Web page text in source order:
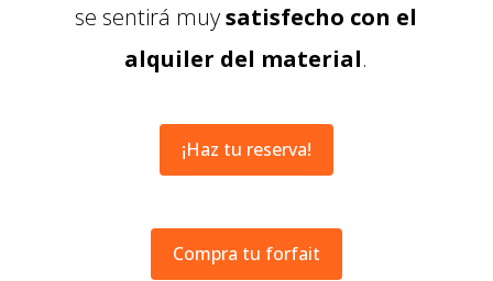
se sentirá muysatisfecho con el
alquiler del material.
¡Haz tu reserva!
Compra tu forfait